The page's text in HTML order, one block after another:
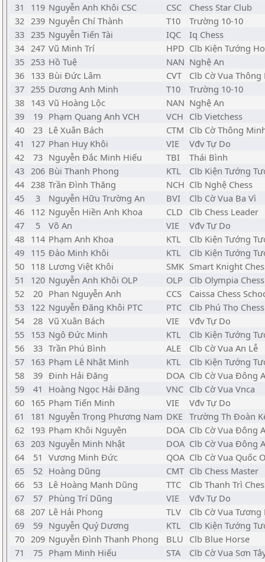
31
119 Nguyễn Anh Khôi CSC CSC
Chess Star Club
32 239 Nguyễn Chí Thành T10
Trường 10-10
33 235 Nguyễn Tiến Tài IQC
Iq Chess
34 247 Vũ Minh Trí HPD Clb Kiện Tướng
35 253 Hồ Tuệ NAN Nghệ An
36 133 Bùi Đức Lâm CVT
Clb Cờ Vua
37 255 Dương Anh Minh T10
Trường 10-10
38 143 Vũ Hoàng Lộc NAN Nghệ An
39
19 Phạm Quang Anh VCH VCH Clb Vietchess
40
23 Lê Xuân Bách CTM Clb Cờ Thông
41
127 Phan Huy Khôi VIE
Vđv Tự Do
42
73 Nguyễn Đắc Minh Hiếu TBI
Thái Bình
43 206 Bùi Thanh Phong KTL
Clb Kiện Tướng
44 238 Trần Đình Thăng NCH Clb Nghệ Chess
45
3 Nguyễn Hữu Trường An BVI
Clb Cờ Vua Ba Vì
46 112 Nguyễn Hiền Anh Khoa CLD
Clb Chess Leader
47
5 Võ An VIE
Vđv Tự Do
48 114 Phạm Anh Khoa KTL
Clb Kiện Tướng
49 115 Đào Minh Khôi KTL
Clb Kiện Tướng
50 118 Lương Việt Khôi SMK Smart Knight
51
120 Nguyễn Anh Khôi OLP OLP
Clb Olympia Chess
52
20 Phan Nguyễn Anh CCS
Caissa Chess
53 122 Nguyễn Đăng Khôi PTC PTC
Clb Phú Thọ Chess
54
28 Vũ Xuân Bách VIE
Vđv Tự Do
55 153 Ngô Đức Minh KTL
Clb Kiện Tướng
56
33 Trần Phú Bình ALE
Clb Cờ Vua An Lễ
57 163 Phạm Lê Nhật Minh KTL
Clb Kiện Tướng
58
39 Đinh Hải Đăng DOA Clb Cờ Vua Đông
59
41 Hoàng Ngọc Hải Đăng VNC Clb Cờ Vua Vnca
60 165 Phạm Tiến Minh VIE
Vđv Tự Do
61
181 Nguyễn Trọng Phương Nam DKE Trường Th Đoàn
62 193 Phạm Khôi Nguyên DOA Clb Cờ Vua Đông
63 203 Nguyễn Minh Nhật DOA Clb Cờ Vua Đông
64
51 Vương Minh Đức QOA Clb Cờ Vua Quốc
65
52 Hoàng Dũng CMT Clb Chess Master
66
53 Lê Hoàng Mạnh Dũng TTC
Clb Thanh Trì
67
57 Phùng Trí Dũng VIE
Vđv Tự Do
68 207 Lê Hải Phong TLV
Clb Cờ Vua Tương
69
59 Nguyễn Quý Dương KTL
Clb Kiện Tướng
70 209 Nguyễn Đình Thanh Phong BLU Clb Blue Horse
71
75 Phạm Minh Hiếu STA
Clb Cờ Vua Sơn